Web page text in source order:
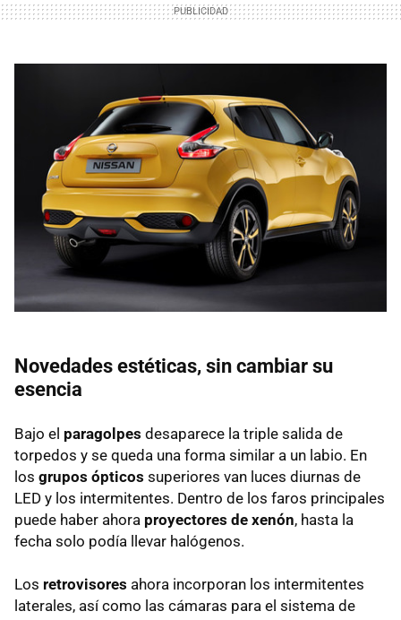
Novedades estéticas, sin cambiar su
esencia
Bajo el paragolpes desaparece la triple salida de
torpedos y se queda una forma similar a un labio. En
los grupos ópticos superiores van luces diurnas de
LED y los intermitentes. Dentro de los faros principales
puede haber ahora proyectores de xenón, hasta la
fecha solo podía llevar halógenos.
Los retrovisores ahora incorporan los intermitentes
laterales, así como las cámaras para el sistema de